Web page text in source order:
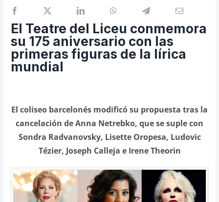
Recomendación
Cosas de Beckmesser
Nosotros y privacidad
Buscar:
El Teatre del Liceu conmemora
su 175 aniversario con las
primeras figuras de la lírica
mundial
El coliseo barcelonés modificó su propuesta tras la
cancelación de Anna Netrebko, que se suple con
Sondra Radvanovsky, Lisette Oropesa, Ludovic
Tézier, Joseph Calleja e Irene Theorin